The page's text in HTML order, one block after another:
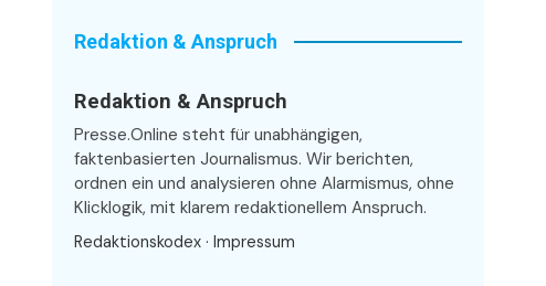
Redaktion & Anspruch
Redaktion & Anspruch
Presse.Online steht für unabhängigen,
faktenbasierten Journalismus. Wir berichten,
ordnen ein und analysieren ohne Alarmismus, ohne
Klicklogik, mit klarem redaktionellem Anspruch.
Redaktionskodex · Impressum